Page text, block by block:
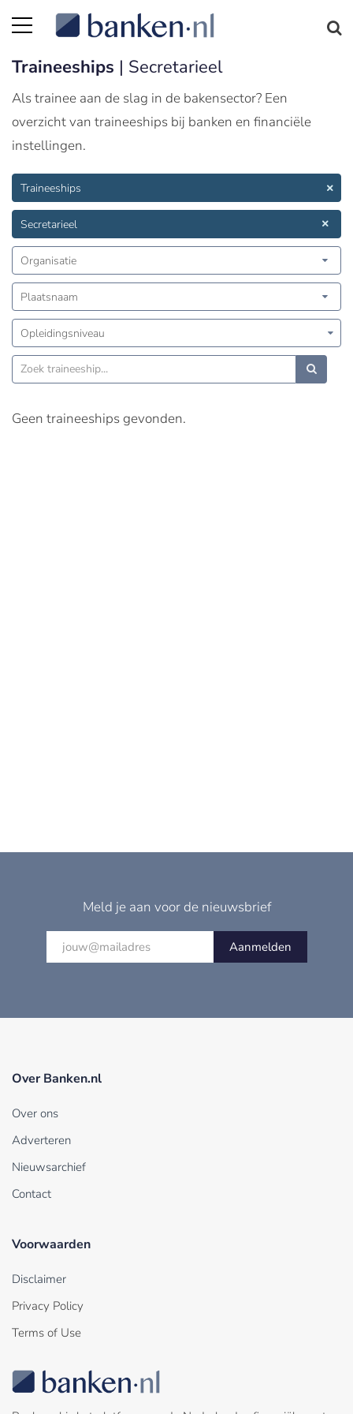
Traineeships | Secretarieel
Als trainee aan de slag in de bakensector? Een
overzicht van traineeships bij banken en financiële
instellingen.
Traineeships
Secretarieel
Organisatie
Plaatsnaam
Opleidingsniveau
Geen traineeships gevonden.
Meld je aan voor de nieuwsbrief
Aanmelden
Over Banken.nl
Over ons
Adverteren
Nieuwsarchief
Contact
Voorwaarden
Disclaimer
Privacy Policy
Terms of Use